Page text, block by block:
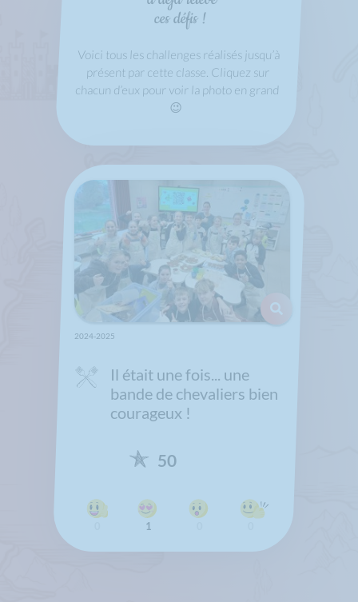
ces défis !
Voici tous les challenges réalisés jusqu’à
présent par cette classe. Cliquez sur
chacun d’eux pour voir la photo en grand
😉
2024-2025
Il était une fois... une
bande de chevaliers bien
courageux !
50
1